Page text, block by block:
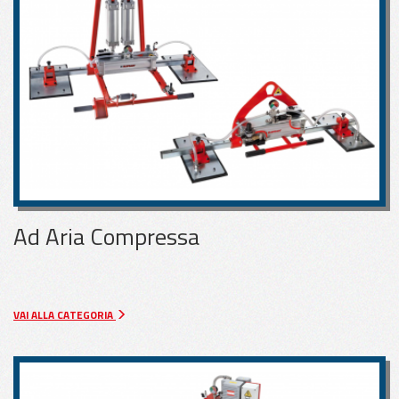
APPLICAZIONI
PER LAMIERA
Ad Aria Compressa
VAI ALLA CATEGORIA